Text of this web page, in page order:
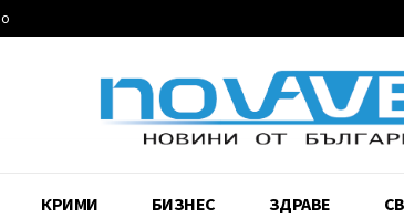
КРИМИ БИЗНЕС ЗДРАВЕ